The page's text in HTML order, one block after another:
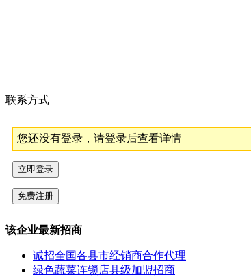
联系方式
您还没有登录，请登录后查看详情
该企业最新招商
诚招全国各县市经销商合作代理
绿色蔬菜连锁店县级加盟招商